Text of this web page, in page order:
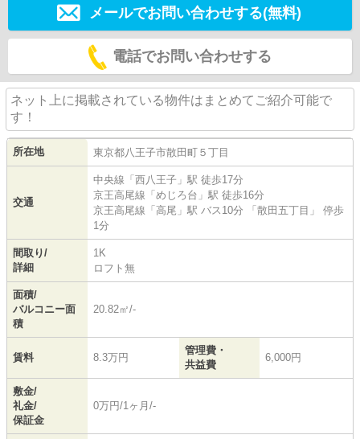
メールでお問い合わせする(無料)
電話でお問い合わせする
ネット上に掲載されている物件はまとめてご紹介可能で
す！
所在地 東京都八王子市散田町 ５丁目
交通
中央線 「西八王子 」駅 徒歩17分
京王高尾線 「めじろ台 」駅 徒歩16分
京王高尾線 「高尾 」駅 バス10分 「散田五丁目」 停歩
1分
間取り/
詳細
1K
ロフト無
面積/
バルコニー面
積
20.82㎡/-
賃料 8.3万円
管理費・
共益費
6,000円
敷金/
礼金/
保証金
0万円/1ヶ月/-